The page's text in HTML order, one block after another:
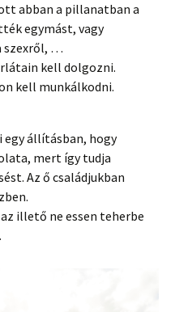
abban a pillanatban a
egymást, vagy
szexről, …
kell dolgozni.
kell munkálkodni.
egy állításban, hogy
mert így tudja
Az ő családjukban
illető ne essen teherbe